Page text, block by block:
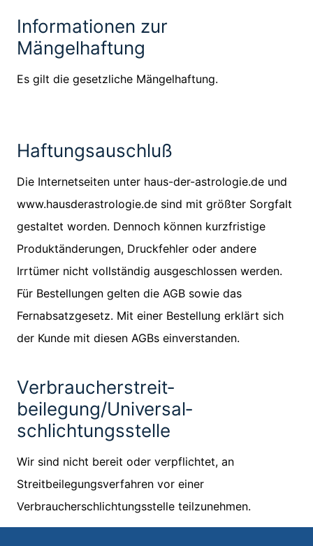
Informationen zur
Mängelhaftung
Es gilt die gesetzliche Mängelhaftung.
Haftungsauschluß
Die Internetseiten unter haus-der-astrologie.de und
www.hausderastrologie.de sind mit größter Sorgfalt
gestaltet worden. Dennoch können kurzfristige
Produktänderungen, Druckfehler oder andere
Irrtümer nicht vollständig ausgeschlossen werden.
Für Bestellungen gelten die AGB sowie das
Fernabsatzgesetz. Mit einer Bestellung erklärt sich
der Kunde mit diesen AGBs einverstanden.
Verbraucher­streit­
beilegung/Universal­
schlichtungs­stelle
Wir sind nicht bereit oder verpflichtet, an
Streitbeilegungsverfahren vor einer
Verbraucherschlichtungsstelle teilzunehmen.